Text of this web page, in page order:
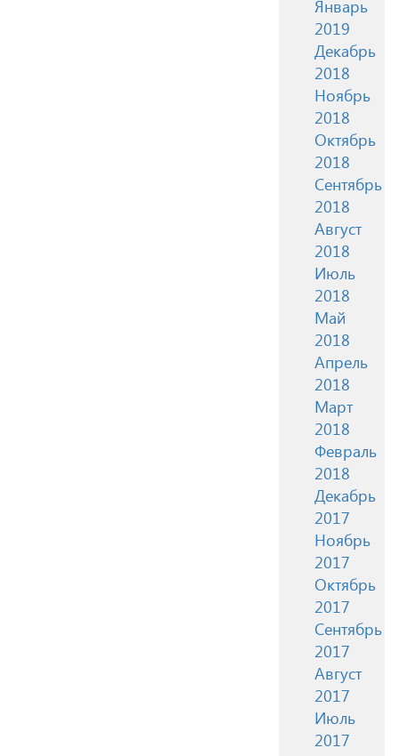
Январь
2019
Декабрь
2018
Ноябрь
2018
Октябрь
2018
Сентябрь
2018
Август
2018
Июль
2018
Май
2018
Апрель
2018
Март
2018
Февраль
2018
Декабрь
2017
Ноябрь
2017
Октябрь
2017
Сентябрь
2017
Август
2017
Июль
2017